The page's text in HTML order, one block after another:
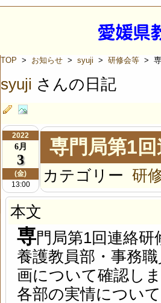
TOP > お知らせ > syuji > 研修会等 > 専
syuji さんの日記
2022
6月
3
(金)
13:00
専門局第1
カテゴリー 研
本文
専門局第1回連絡
養護教員部・事務
画について確認し
各部の実情につい